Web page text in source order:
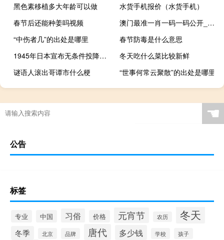
黑色素移植多大年龄可以做
水货手机报价（水货手机）
春节后还能种姜吗视频
澳门最准一肖一码一码公开_作答解释落实_网页版v244.264
“中伤者几”的出处是哪里
春节防毒是什么意思
1945年日本宣布无条件投降日期是哪一天 8月15日日本无条件投降
冬天吃什么菜比较新鲜
谜语人滚出哥谭市什么梗
“世事何常云聚散”的出处是哪里
☚
公告
标签
专业 中国 习俗 价格 元宵节 农历 冬天
冬季 北京 品牌 唐代 多少钱 学校 孩子